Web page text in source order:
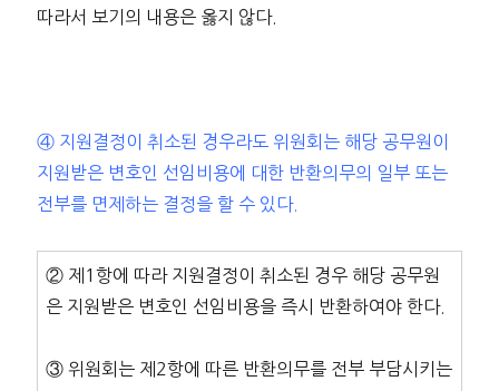
따라서 보기의 내용은 옳지 않다.
④ 지원결정이 취소된 경우라도 위원회는 해당 공무원이
지원받은 변호인 선임비용에 대한 반환의무의 일부 또는
전부를 면제하는 결정을 할 수 있다.
② 제1항에 따라 지원결정이 취소된 경우 해당 공무원
은 지원받은 변호인 선임비용을 즉시 반환하여야 한다.
③ 위원회는 제2항에 따른 반환의무를 전부 부담시키는